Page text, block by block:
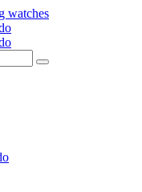
watches